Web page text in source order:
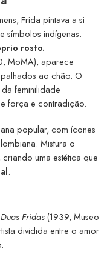
Frida pintava a si
símbolos indígenas.
rosto.
MoMA), aparece
ao chão. O
feminilidade
força e contradição.
popular, com ícones
Mistura o
uma estética que
.
Fridas(1939, Museo
dividida entre o amor